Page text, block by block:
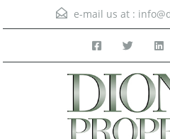
e-mail us at :